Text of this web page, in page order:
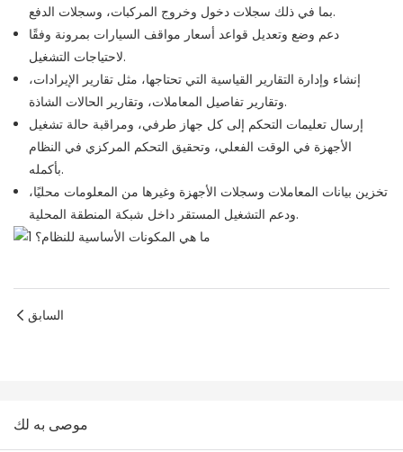
بما في ذلك سجلات دخول وخروج المركبات، وسجلات الدفع.
دعم وضع وتعديل قواعد أسعار مواقف السيارات بمرونة وفقًا
لاحتياجات التشغيل.
إنشاء وإدارة التقارير القياسية التي تحتاجها، مثل تقارير الإيرادات،
وتقارير تفاصيل المعاملات، وتقارير الحالات الشاذة.
إرسال تعليمات التحكم إلى كل جهاز طرفي، ومراقبة حالة تشغيل
الأجهزة في الوقت الفعلي، وتحقيق التحكم المركزي في النظام
بأكمله.
تخزين بيانات المعاملات وسجلات الأجهزة وغيرها من المعلومات محليًا،
ودعم التشغيل المستقر داخل شبكة المنطقة المحلية.
السابق
موصى به لك